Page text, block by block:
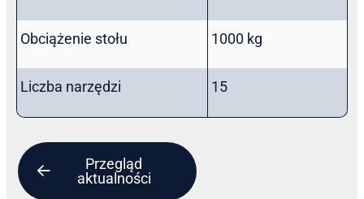
Obciążenie stołu 1000 kg
Liczba narzędzi 15
Przegląd
aktualności